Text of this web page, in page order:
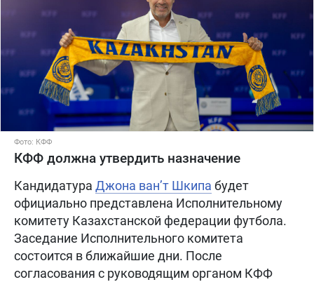
Фото: КФФ
КФФ должна утвердить назначение
Кандидатура Джона ван’т Шкипа будет
официально представлена Исполнительному
комитету Казахстанской федерации футбола.
Заседание Исполнительного комитета
состоится в ближайшие дни. После
согласования с руководящим органом КФФ